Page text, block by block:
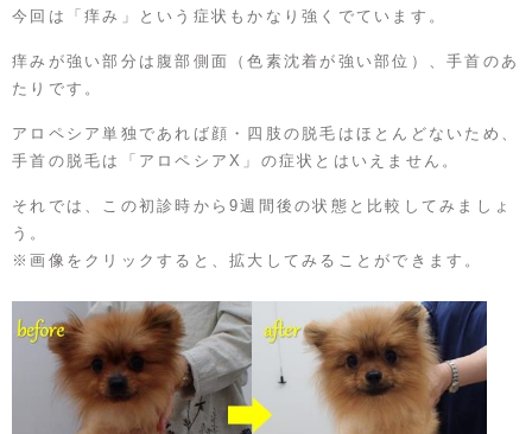
今回は「痒み」という症状もかなり強くでています。
痒みが強い部分は腹部側面（色素沈着が強い部位）、手首のあ
たりです。
アロペシア単独であれば顔・四肢の脱毛はほとんどないため、
手首の脱毛は「アロペシアX」の症状とはいえません。
それでは、この初診時から9週間後の状態と比較してみましょ
う。
※画像をクリックすると、拡大してみることができます。